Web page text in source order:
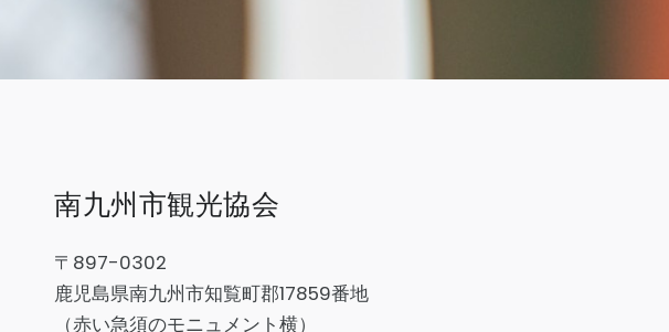
南九州市観光協会
〒897-0302
鹿児島県南九州市知覧町郡17859番地
（赤い急須のモニュメント横）